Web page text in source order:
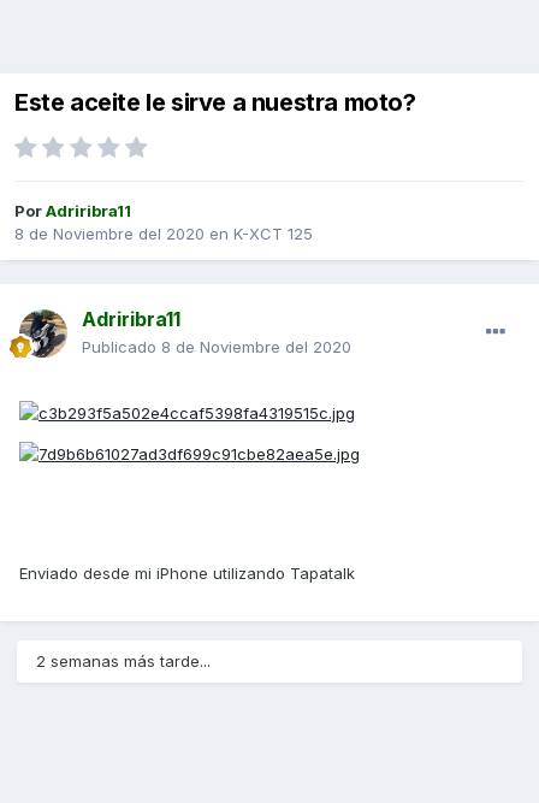
Este aceite le sirve a nuestra moto?
PorAdriribra11
8 de Noviembre del 2020 en K-XCT 125
Adriribra11
Publicado 8 de Noviembre del 2020
Enviado desde mi iPhone utilizando Tapatalk
2 semanas más tarde...